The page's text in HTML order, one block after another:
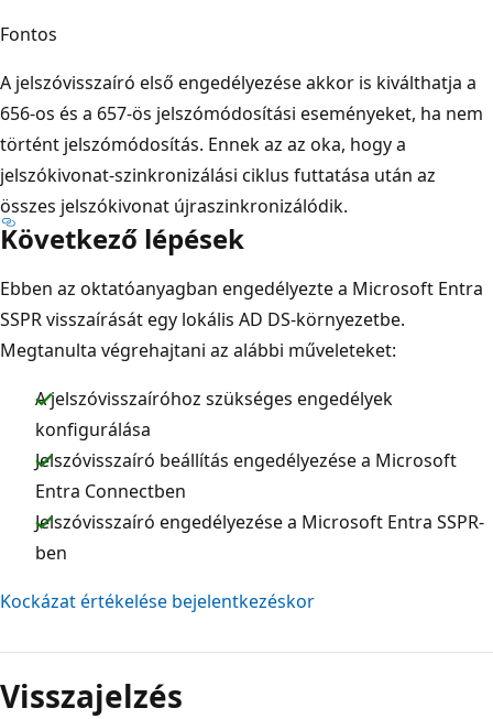
Fontos
A jelszóvisszaíró első engedélyezése akkor is kiválthatja a
656-os és a 657-ös jelszómódosítási eseményeket, ha nem
történt jelszómódosítás. Ennek az az oka, hogy a
jelszókivonat-szinkronizálási ciklus futtatása után az
összes jelszókivonat újraszinkronizálódik.
Következő lépések
Ebben az oktatóanyagban engedélyezte a Microsoft Entra
SSPR visszaírását egy lokális AD DS-környezetbe.
Megtanulta végrehajtani az alábbi műveleteket:
A jelszóvisszaíróhoz szükséges engedélyek
konfigurálása
Jelszóvisszaíró beállítás engedélyezése a Microsoft
Entra Connectben
Jelszóvisszaíró engedélyezése a Microsoft Entra SSPR-
ben
Kockázat értékelése bejelentkezéskor
Visszajelzés